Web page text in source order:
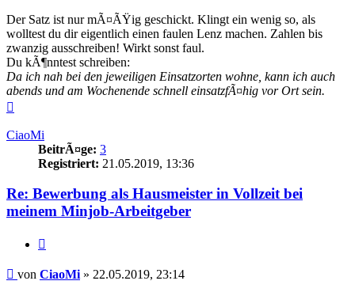
Der Satz ist nur mÃ¤ÃŸig geschickt. Klingt ein wenig so, als
wolltest du dir eigentlich einen faulen Lenz machen. Zahlen bis
zwanzig ausschreiben! Wirkt sonst faul.
Du kÃ¶nntest schreiben:
Da ich nah bei den jeweiligen Einsatzorten wohne, kann ich auch
abends und am Wochenende schnell einsatzfÃ¤hig vor Ort sein.
CiaoMi
BeitrÃ¤ge: 3
Registriert: 21.05.2019, 13:36
Re: Bewerbung als Hausmeister in Vollzeit bei
meinem Minjob-Arbeitgeber
Beitrag
von CiaoMi » 22.05.2019, 23:14